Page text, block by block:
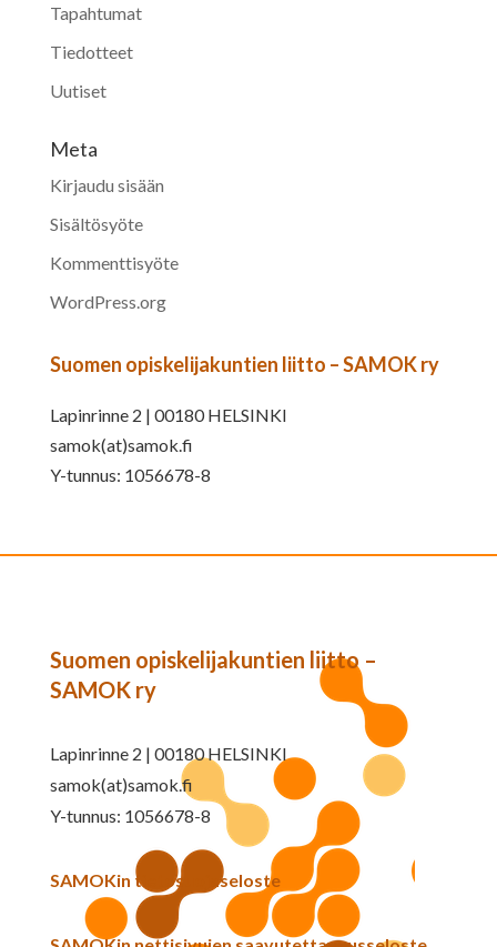
Tapahtumat
Tiedotteet
Uutiset
Meta
Kirjaudu sisään
Sisältösyöte
Kommenttisyöte
WordPress.org
Suomen opiskelijakuntien liitto – SAMOK ry
Lapinrinne 2 | 00180 HELSINKI
samok(at)samok.fi
Y-tunnus: 1056678-8
Suomen opiskelijakuntien liitto –
SAMOK ry
Lapinrinne 2 | 00180 HELSINKI
samok(at)samok.fi
Y-tunnus: 1056678-8
SAMOKin tietosuojaseloste